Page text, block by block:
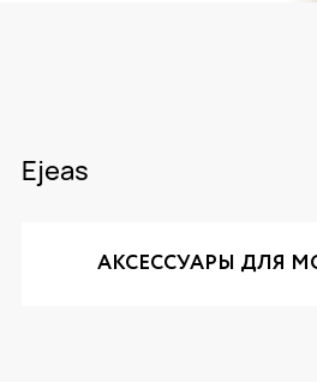
Ejeas
АКСЕССУАРЫ ДЛЯ